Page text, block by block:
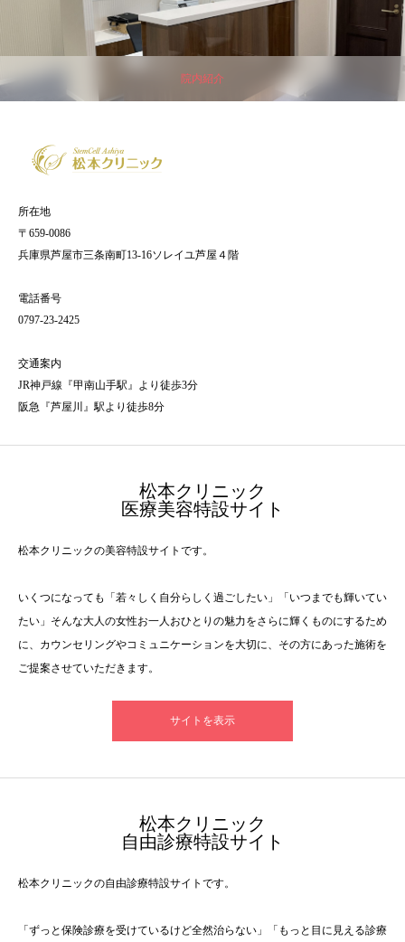
院内紹介
所在地
〒659-0086
兵庫県芦屋市三条南町13-16ソレイユ芦屋４階
電話番号
0797-23-2425
交通案内
JR神戸線『甲南山手駅』より徒歩3分
阪急『芦屋川』駅より徒歩8分
松本クリニック
医療美容特設サイト
松本クリニックの美容特設サイトです。
いくつになっても「若々しく自分らしく過ごしたい」「いつまでも輝いてい
たい」そんな大人の女性お一人おひとりの魅力をさらに輝くものにするため
に、カウンセリングやコミュニケーションを大切に、その方にあった施術を
ご提案させていただきます。
サイトを表示
​松本クリニック
自由診療特設サイト
松本クリニックの自由診療特設サイトです。
「ずっと保険診療を受けているけど全然治らない」「もっと目に見える診療